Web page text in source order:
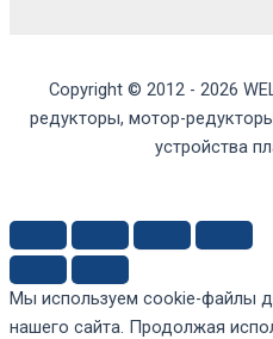
Copyright © 2012 - 2026
редукторы, мотор-
устройства
Мы используем cookie-файлы
нашего сайта. Продолжая